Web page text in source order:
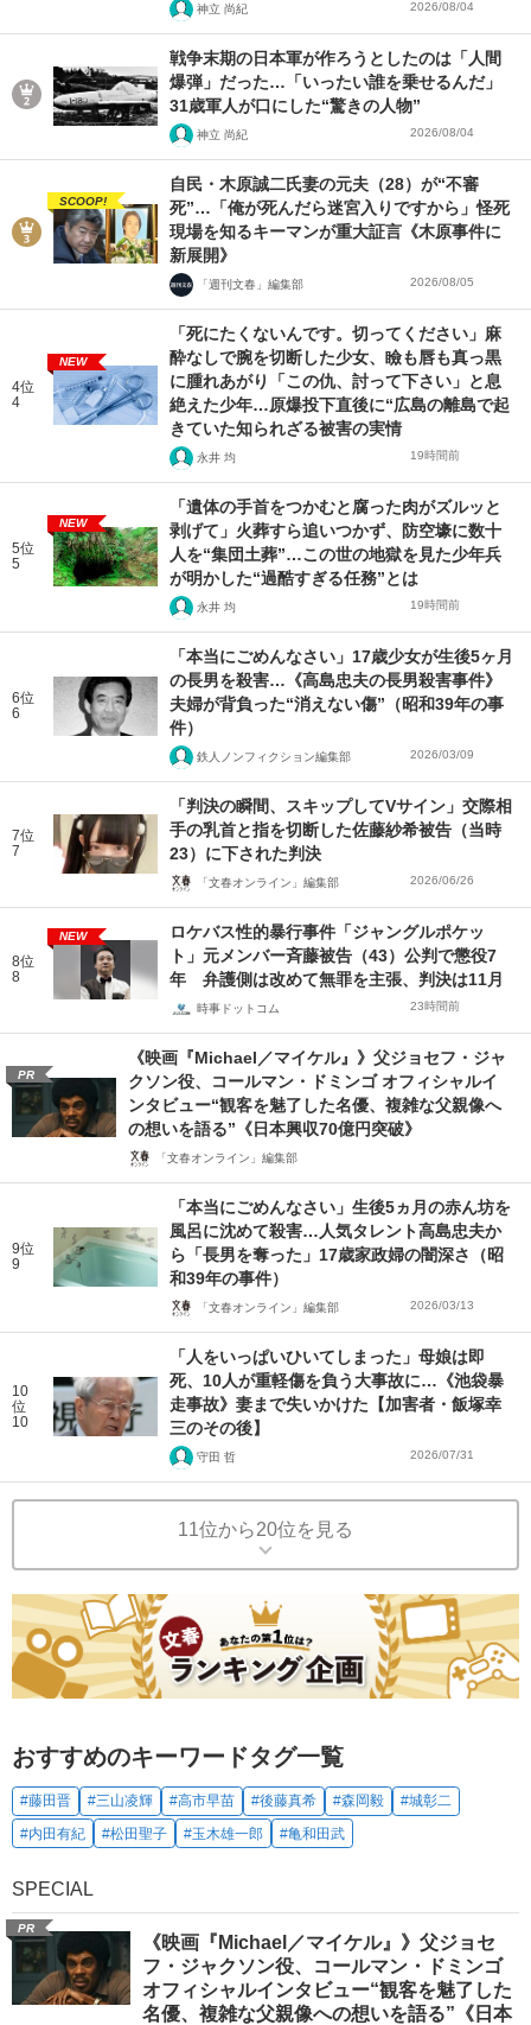
神立 尚紀 2026/08/04
戦争末期の日本軍が作ろうとしたのは「人間
爆弾」だった…「いったい誰を乗せるんだ」
31歳軍人が口にした“驚きの人物”
神立 尚紀 2026/08/04
SCOOP!
自民・木原誠二氏妻の元夫（28）が“不審
死”…「俺が死んだら迷宮入りですから」怪死
現場を知るキーマンが重大証言《木原事件に
新展開》
「週刊文春」編集部 2026/08/05
4位
4
NEW
「死にたくないんです。切ってください」麻
酔なしで腕を切断した少女、瞼も唇も真っ黒
に腫れあがり「この仇、討って下さい」と息
絶えた少年…原爆投下直後に“広島の離島で起
きていた知られざる被害の実情
永井 均 19時間前
5位
5
NEW
「遺体の手首をつかむと腐った肉がズルッと
剥げて」火葬すら追いつかず、防空壕に数十
人を“集団土葬”…この世の地獄を見た少年兵
が明かした“過酷すぎる任務”とは
永井 均 19時間前
6位
6
「本当にごめんなさい」17歳少女が生後5ヶ月
の長男を殺害…《高島忠夫の長男殺害事件》
夫婦が背負った“消えない傷”（昭和39年の事
件）
鉄人ノンフィクション編集部 2026/03/09
7位
7
「判決の瞬間、スキップしてVサイン」交際相
手の乳首と指を切断した佐藤紗希被告（当時
23）に下された判決
「文春オンライン」編集部 2026/06/26
8位
8
NEW
ロケバス性的暴行事件「ジャングルポケッ
ト」元メンバー斉藤被告（43）公判で懲役7
年 弁護側は改めて無罪を主張、判決は11月
時事ドットコム 23時間前
PR
《映画『Michael／マイケル』》父ジョセフ・ジャ
クソン役、コールマン・ドミンゴ オフィシャルイ
ンタビュー“観客を魅了した名優、複雑な父親像へ
の想いを語る”《日本興収70億円突破》
「文春オンライン」編集部
9位
9
「本当にごめんなさい」生後5ヵ月の赤ん坊を
風呂に沈めて殺害…人気タレント高島忠夫か
ら「長男を奪った」17歳家政婦の闇深さ（昭
和39年の事件）
「文春オンライン」編集部 2026/03/13
10
位
10
「人をいっぱいひいてしまった」母娘は即
死、10人が重軽傷を負う大事故に…《池袋暴
走事故》妻まで失いかけた【加害者・飯塚幸
三のその後】
守田 哲 2026/07/31
11位から20位を見る
おすすめのキーワードタグ一覧
#藤田晋 #三山凌輝 #高市早苗 #後藤真希 #森岡毅
#城彰二
#内田有紀
#松田聖子 #玉木雄一郎 #亀和田武
SPECIAL
PR
《映画『Michael／マイケル』》父ジョセ
フ・ジャクソン役、コールマン・ドミンゴ
オフィシャルインタビュー“観客を魅了した
名優、複雑な父親像への想いを語る”《日本